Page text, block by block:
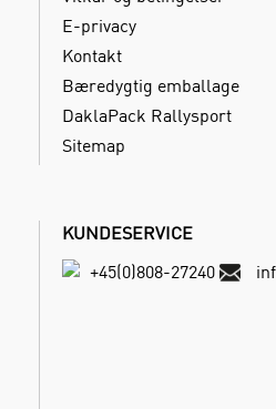
E-privacy
Kontakt
Bæredygtig emballage
DaklaPack Rallysport
Sitemap
KUNDESERVICE
+45(0)808-27240